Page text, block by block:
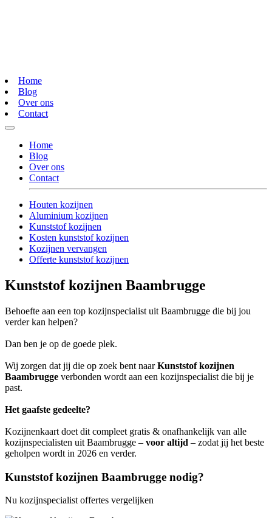
Home
Blog
Over ons
Contact
Home
Blog
Over ons
Contact
Houten kozijnen
Aluminium kozijnen
Kunststof kozijnen
Kosten kunststof kozijnen
Kozijnen vervangen
Offerte kunststof kozijnen
Kunststof kozijnen Baambrugge
Behoefte aan een top kozijnspecialist uit Baambrugge die bij jou
verder kan helpen?
Dan ben je op de goede plek.
Wij zorgen dat jij die op zoek bent naarKunststof kozijnen
Baambrugge verbonden wordt aan een kozijnspecialist die bij je
past.
Het gaafste gedeelte?
Kozijnenkaart doet dit compleet gratis & onafhankelijk van alle
kozijnspecialisten uit Baambrugge – voor altijd – zodat jij het beste
geholpen wordt in 2026 en verder.
Kunststof kozijnen Baambrugge nodig?
Nu kozijnspecialist offertes vergelijken